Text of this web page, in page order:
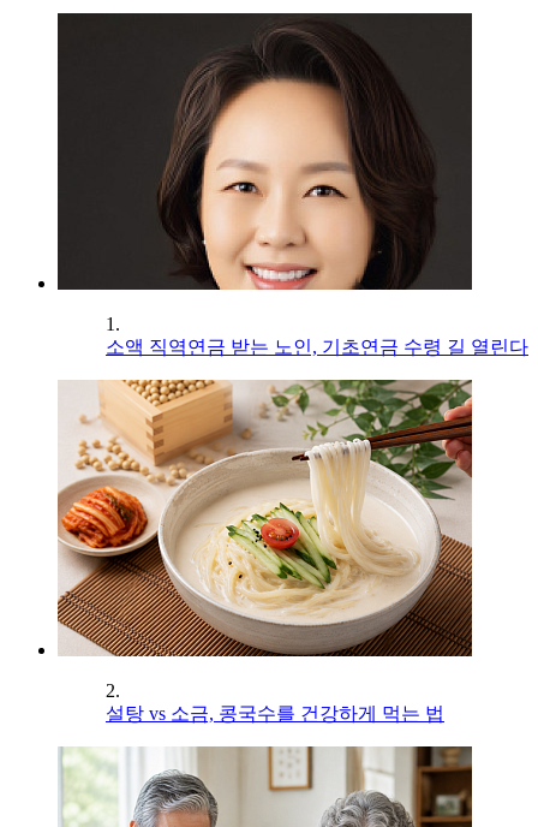
1.
소액 직역연금 받는 노인, 기초연금 수령 길 열린다
2.
설탕 vs 소금, 콩국수를 건강하게 먹는 법